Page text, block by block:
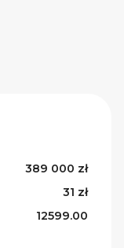
389 000 zł
31 zł
12599.00